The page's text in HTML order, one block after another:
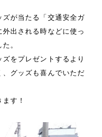
ズが当たる「交通安全ガ
出される時などに使っ
。
ズをプレゼントするより
グッズも喜んでいただ
す！